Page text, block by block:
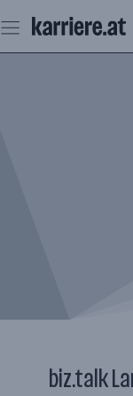
Seiteninhalt
springen
biz.talk